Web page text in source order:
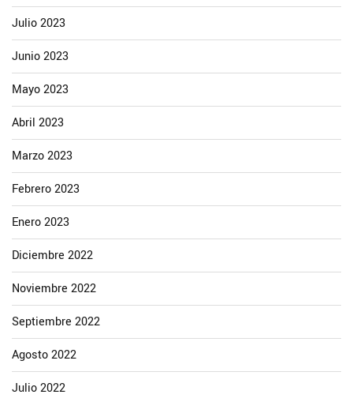
Julio 2023
Junio 2023
Mayo 2023
Abril 2023
Marzo 2023
Febrero 2023
Enero 2023
Diciembre 2022
Noviembre 2022
Septiembre 2022
Agosto 2022
Julio 2022